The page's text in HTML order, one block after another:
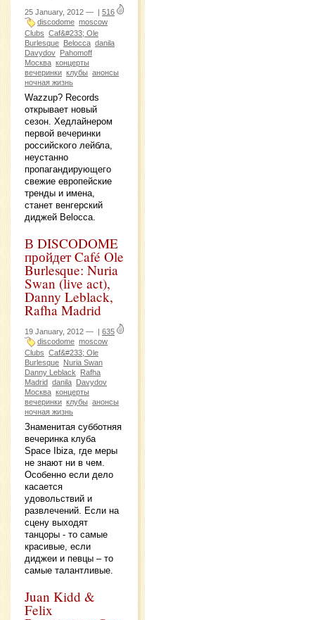
25 January, 2012 — | 516
discodome moscow
Clubs Caf&#233; Ole
Burlesque Belocca danila
Davydov Pahomoff
Москва концерты
вечеринки клубы анонсы
ночная жизнь
Wazzup? Records
открывает новый
сезон. Хедлайнером
первой вечеринки
российского лейбла,
неустанно
пропагандирующего
свежие европейские
тренды и имена,
станет венгерский
диджей Belocca.
В DISCODOME
пройдет Café Ole
Burlesque: Nuria
Swan (live act),
Danny Leblack,
Rafha Madrid
19 January, 2012 — | 635
discodome moscow
Clubs Caf&#233; Ole
Burlesque Nuria Swan
Danny Leblack
Rafha
Madrid danila Davydov
Москва концерты
вечеринки клубы анонсы
ночная жизнь
Знаменитая субботняя
вечеринка клуба
Space Ibiza, где меры
не знают ни в чем.
Особенно если дело
касается
удовольствий и
развлечений. Если на
сцену выходят
танцоры - то самые
красивые, если
диджеи и певцы – то
самые талантливые.
Juan Kidd &
Felix